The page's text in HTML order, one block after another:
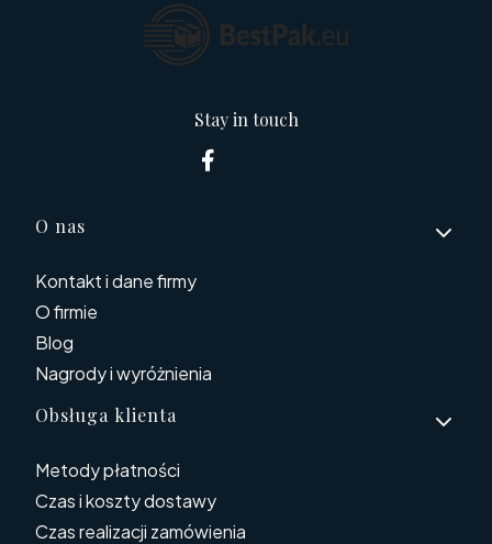
Stay in touch
Linki w stopce
O nas
Kontakt i dane firmy
O firmie
Blog
Nagrody i wyróżnienia
Obsługa klienta
Metody płatności
Czas i koszty dostawy
Czas realizacji zamówienia